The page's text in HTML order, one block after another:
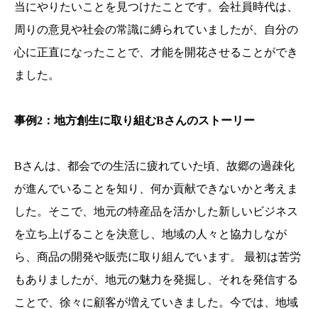
当にやりたいことを見つけたことです。会社員時代は、
周りの意見や社会の常識に縛られていましたが、自分の
心に正直になったことで、才能を開花させることができ
ました。
事例2：地方創生に取り組むBさんのストーリー
Bさんは、都会での生活に疲れていた頃、故郷の過疎化
が進んでいることを知り、何か貢献できないかと考えま
した。そこで、地元の特産品を活かした新しいビジネス
を立ち上げることを決意し、地域の人々と協力しなが
ら、商品の開発や販売に取り組んでいます。 最初は苦労
もありましたが、地元の魅力を発掘し、それを発信する
ことで、徐々に顧客が増えていきました。今では、地域